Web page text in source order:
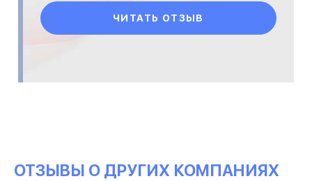
ЧИТАТЬ ОТЗЫВ
ОТЗЫВЫ О ДРУГИХ КОМПАНИЯХ